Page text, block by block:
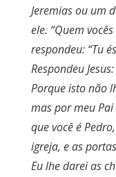
Jeremias ou um
ele. “Quem
respondeu: “Tu
Respondeu
Porque isto não
mas por meu Pai
que você é
igreja, e as
Eu lhe darei as